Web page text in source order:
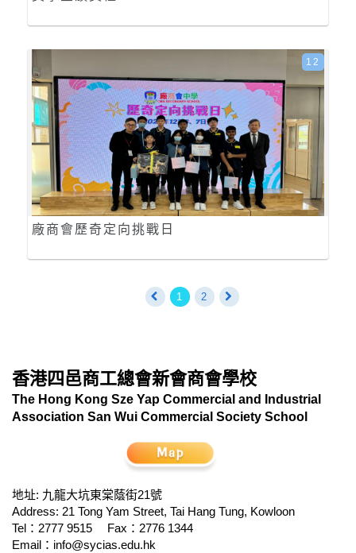
廠商會歷奇定向挑戰日
12
1 2
香港四邑商工總會新會商會學校
The Hong Kong Sze Yap Commercial and Industrial
Association San Wui Commercial Society School
地址: 九龍大坑東棠蔭街21號
Address: 21 Tong Yam Street, Tai Hang Tung, Kowloon
Tel：2777 9515
Fax：2776 1344
Email： info@sycias.edu.hk